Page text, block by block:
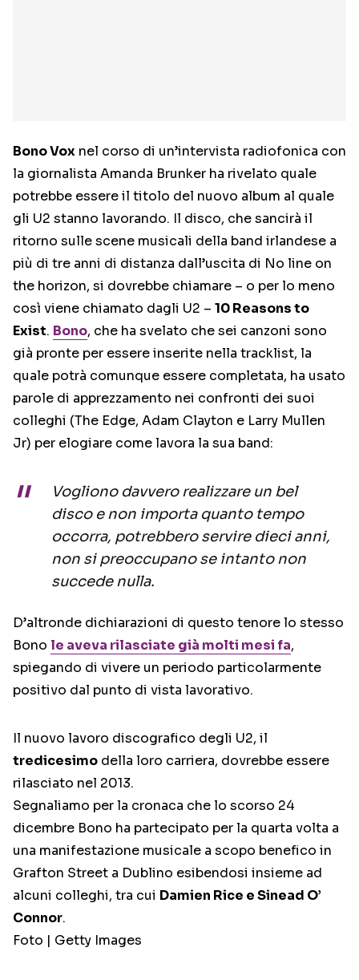
Bono Vox nel corso di un’intervista radiofonica con
la giornalista Amanda Brunker ha rivelato quale
potrebbe essere il titolo del nuovo album al quale
gli U2 stanno lavorando. Il disco, che sancirà il
ritorno sulle scene musicali della band irlandese a
più di tre anni di distanza dall’uscita di No line on
the horizon, si dovrebbe chiamare – o per lo meno
così viene chiamato dagli U2 – 10 Reasons to
Exist. Bono, che ha svelato che sei canzoni sono
già pronte per essere inserite nella tracklist, la
quale potrà comunque essere completata, ha usato
parole di apprezzamento nei confronti dei suoi
colleghi (The Edge, Adam Clayton e Larry Mullen
Jr) per elogiare come lavora la sua band:
Vogliono davvero realizzare un bel
disco e non importa quanto tempo
occorra, potrebbero servire dieci anni,
non si preoccupano se intanto non
succede nulla.
D’altronde dichiarazioni di questo tenore lo stesso
Bono le aveva rilasciate già molti mesi fa,
spiegando di vivere un periodo particolarmente
positivo dal punto di vista lavorativo.
Il nuovo lavoro discografico degli U2, il
tredicesimo della loro carriera, dovrebbe essere
rilasciato nel 2013.
Segnaliamo per la cronaca che lo scorso 24
dicembre Bono ha partecipato per la quarta volta a
una manifestazione musicale a scopo benefico in
Grafton Street a Dublino esibendosi insieme ad
alcuni colleghi, tra cui Damien Rice e Sinead O’
Connor.
Foto | Getty Images